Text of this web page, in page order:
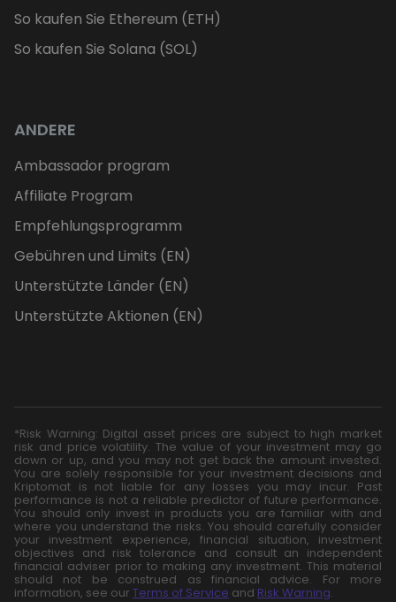
So kaufen Sie Ethereum (ETH)
So kaufen Sie Solana (SOL)
ANDERE
Ambassador program
Affiliate Program
Empfehlungsprogramm
Gebühren und Limits (EN)
Unterstützte Länder (EN)
Unterstützte Aktionen (EN)
*Risk Warning: Digital asset prices are subject to high market
risk and price volatility. The value of your investment may go
down or up, and you may not get back the amount invested.
You are solely responsible for your investment decisions and
Kriptomat is not liable for any losses you may incur. Past
performance is not a reliable predictor of future performance.
You should only invest in products you are familiar with and
where you understand the risks. You should carefully consider
your investment experience, financial situation, investment
objectives and risk tolerance and consult an independent
financial adviser prior to making any investment. This material
should not be construed as financial advice. For more
information, see our Terms of Service and Risk Warning.